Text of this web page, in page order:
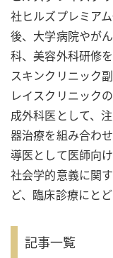
社ヒルズプレミア
後、大学病院やが
科、美容外科研修
スキンクリニック
レイスクリニック
成外科医として、
器治療を組み合わ
導医として医師向
社会学的意義に関
ど、臨床診療にと
記事一覧